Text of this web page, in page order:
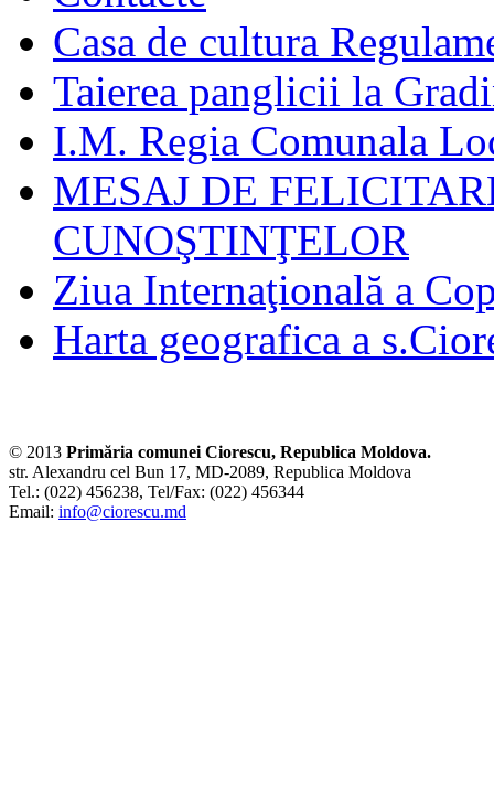
Casa de cultura
Taierea panglicii la
I.M. Regia Comunala
MESAJ DE
CUNOŞTINŢELOR
Ziua Internaţională a
Harta geografica a
© 2013 Primăria comunei Ciorescu, Republica Moldova.
str. Alexandru cel Bun 17, MD-2089, Republica Moldova
Tel.: (022) 456238, Tel/Fax: (022) 456344
Email: info@ciorescu.md